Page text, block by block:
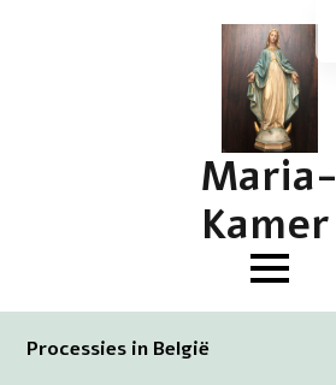
Maria-
Kamer
Processies in België